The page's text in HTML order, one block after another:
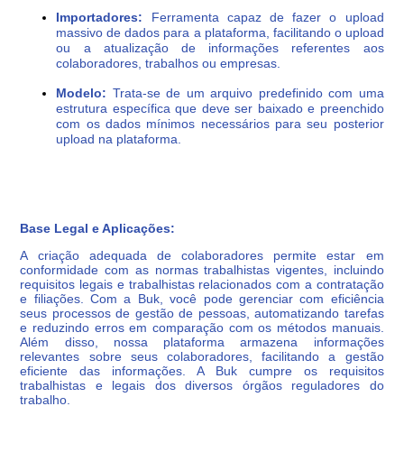
Importadores: Ferramenta capaz de fazer o upload
massivo de dados para a plataforma, facilitando o upload
ou a atualização de informações referentes aos
colaboradores, trabalhos ou empresas.
Modelo: Trata-se de um arquivo predefinido com uma
estrutura específica que deve ser baixado e preenchido
com os dados mínimos necessários para seu posterior
upload na plataforma.
Base Legal e Aplicações:
A criação adequada de colaboradores permite estar em
conformidade com as normas trabalhistas vigentes, incluindo
requisitos legais e trabalhistas relacionados com a contratação
e filiações. Com a Buk, você pode gerenciar com eficiência
seus processos de gestão de pessoas, automatizando tarefas
e reduzindo erros em comparação com os métodos manuais.
Além disso, nossa plataforma armazena informações
relevantes sobre seus colaboradores, facilitando a gestão
eficiente das informações. A Buk cumpre os requisitos
trabalhistas e legais dos diversos órgãos reguladores do
trabalho.